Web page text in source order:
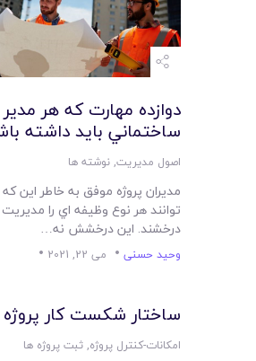
دوازده مهارت که هر مدير
ساختماني بايد داشته
اصول مدیریت,نوشته ها
مديران پروژه موفق به خاطر اين
توانند هر نوع وظيفه اي را
درخشند. اين درخشش نه…
وحید حسنی می 22, 2021
ساختار شکست کار پروژه
امکانات-کنترل پروژه,ثبت پروژه ها